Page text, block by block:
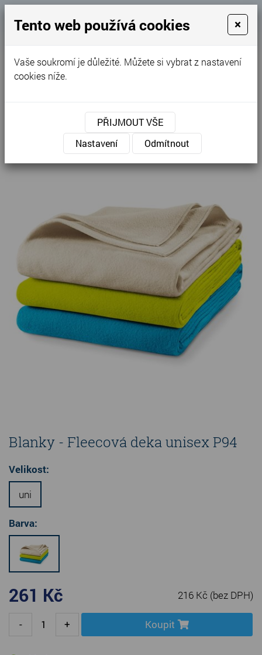
MENU
» Blanky - Fleecová deka unisex P94
Blanky - Fleecová deka unisex P94
Velikost:
uni
Barva:
261 Kč 216 Kč (bez DPH)
- + Koupit
Tento web používá cookies ×
Vaše soukromí je důležité. Můžete si vybrat z nastavení
cookies níže.
PŘIJMOUT VŠE
Nastavení
Odmítnout